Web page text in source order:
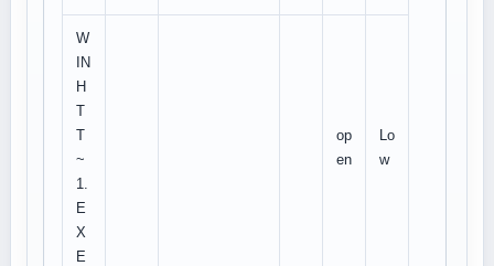
W
IN
H
T
T
~
1.
E
X
E
op
en
Lo
w